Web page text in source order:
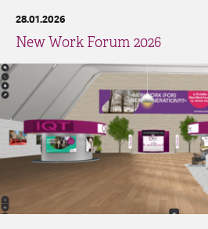
New Work Forum 2026
28.01.2026